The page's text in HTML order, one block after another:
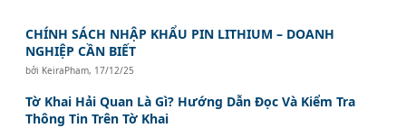
CHÍNH SÁCH NHẬP KHẨU PIN LITHIUM – DOANH
NGHIỆP CẦN BIẾT
bởi KeiraPham, 17/12/25
Tờ Khai Hải Quan Là Gì? Hướng Dẫn Đọc Và Kiểm Tra
Thông Tin Trên Tờ Khai